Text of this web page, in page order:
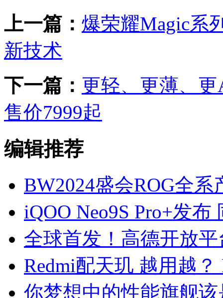
上一篇： 爆荣耀Magic系
新技术
下一篇： 更轻、更薄、
售价7999起
编辑推荐
BW2024盛会ROG全
iQOO Neo9S Pro+发
全球首发！高德开放平
Redmi配天玑 越用越
你梦想中的性能旗舰